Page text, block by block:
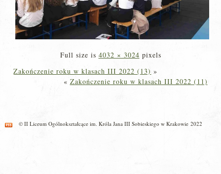
Full size is 4032 × 3024 pixels
Zakończenie roku w klasach III 2022 (13) »
« Zakończenie roku w klasach III 2022 (11)
© II Liceum Ogólnokształcące im. Króla Jana III Sobieskiego w Krakowie 2022